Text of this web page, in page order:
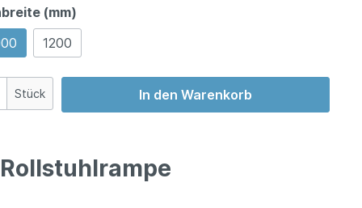
(mm)
1200
Stück In den Warenkorb